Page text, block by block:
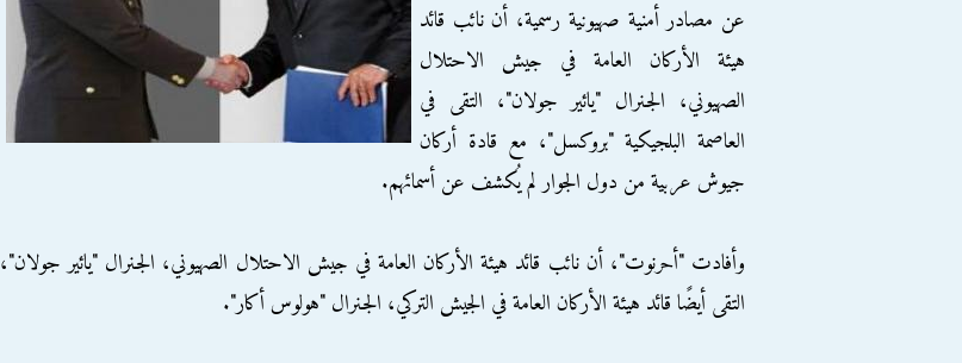
عن مصادر أمنية صهيونية رسمية، أن نائب قائد
هيئة الأركان العامة في جيش الاحتلال
الصهيوني، الجنرال "يائير جولان"، التقى في
العاصمة البلجيكية "بروكسل"، مع قادة أركان
جيوش عربية من دول الجوار لم يُكشف عن أسمائهم.
وأفادت "أحرنوت"، أن نائب قائد هيئة الأركان العامة في جيش الاحتلال الصهيوني، الجنرال "يائير جولان"،
التقى أيضًا قائد هيئة الأركان العامة في الجيش التركي، الجنرال "هولوس أكار".